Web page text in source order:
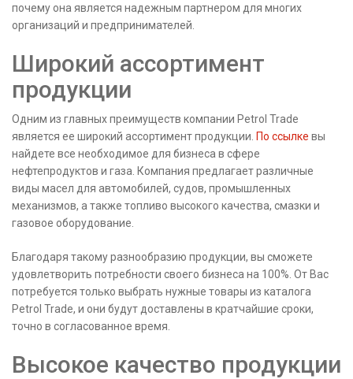
почему она является надежным партнером для многих
организаций и предпринимателей.
Широкий ассортимент
продукции
Одним из главных преимуществ компании Petrol Trade
является ее широкий ассортимент продукции. По ссылке вы
найдете все необходимое для бизнеса в сфере
нефтепродуктов и газа. Компания предлагает различные
виды масел для автомобилей, судов, промышленных
механизмов, а также топливо высокого качества, смазки и
газовое оборудование.
Благодаря такому разнообразию продукции, вы сможете
удовлетворить потребности своего бизнеса на 100%. От Вас
потребуется только выбрать нужные товары из каталога
Petrol Trade, и они будут доставлены в кратчайшие сроки,
точно в согласованное время.
Высокое качество продукции